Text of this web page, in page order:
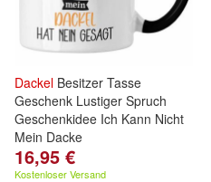
Dackel Besitzer Tasse
Geschenk Lustiger Spruch
Geschenkidee Ich Kann Nicht
Mein Dacke
16,95 €
Kostenloser Versand